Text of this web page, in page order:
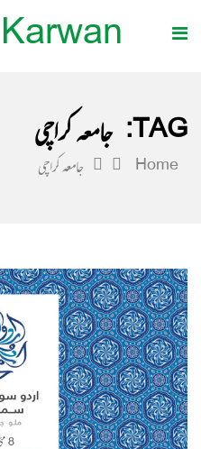
TAG: جامعہ کراچی
Home جامعہ کراچی